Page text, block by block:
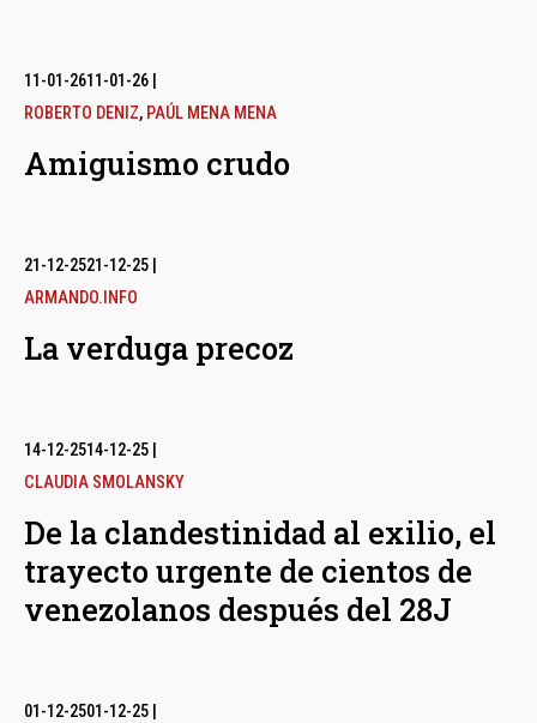
11-01-2611-01-26
ROBERTO DENIZ, PAÚL MENA MENA
Amiguismo crudo
21-12-2521-12-25
ARMANDO.INFO
La verduga precoz
14-12-2514-12-25
CLAUDIA SMOLANSKY
De la clandestinidad al exilio, el
trayecto urgente de cientos de
venezolanos después del 28J
01-12-2501-12-25